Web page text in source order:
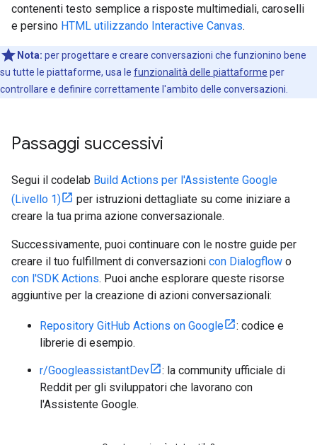
contenenti testo semplice a risposte multimediali, caroselli
e persino HTML utilizzando Interactive Canvas.
Nota: per progettare e creare conversazioni che funzionino bene
su tutte le piattaforme, usa le funzionalità delle piattaforme per
controllare e definire correttamente l'ambito delle conversazioni.
Passaggi successivi
Segui il codelab Build Actions per l'Assistente Google
(Livello 1)
per istruzioni dettagliate su come iniziare a
creare la tua prima azione conversazionale.
Successivamente, puoi continuare con le nostre guide per
creare il tuo fulfillment di conversazioni con Dialogflow o
con l'SDK Actions. Puoi anche esplorare queste risorse
aggiuntive per la creazione di azioni conversazionali:
Repository GitHub Actions on Google
: codice e
librerie di esempio.
r/GoogleassistantDev
: la community ufficiale di
Reddit per gli sviluppatori che lavorano con
l'Assistente Google.